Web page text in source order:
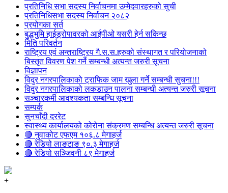
प्रतिनिधि सभा सदस्य निर्वाचनमा उम्मेदवारहरुको सुची
प्रतिनिधिसभा सदस्य निर्वाचन २०८२
प्रयोगका सर्त
बुद्धभुमि हाईड्रोपावरको आईपीओ यसरी हेर्न सकिन्छ
मिति परिवर्तन
राष्ट्रिय एवं अन्तराष्ट्रिय गै.स.स.हरुको संस्थागत र परियोजनाको
बिस्तृत विवरण पेश गर्ने सम्बन्धी अत्यन्त जरुरी सूचना
विज्ञापन
विदुर नगरपालिकाको ट्राफिक जाम खुला गर्ने सम्बन्धी सुचना!!!
विदुर नगरपालिकाको लकडाउन पालना सम्बन्धी अत्यन्त जरुरी सूचना
सञ्चारकर्मी आवश्यकता सम्बन्धि सूचना
सम्पर्क
सुनचाँदी दररेट
स्वास्थ्य कार्यालयको कोरोना संक्रमण सम्बन्धि अत्यन्त जरुरी सूचना
🔴 नुवाकोट एफएम १०६.८ मेगाहर्ज
🔴 रेडियो लाङटाङ ९०.३ मेगाहर्ज
🔴 रेडियो सञ्जिवनी ८९ मेगाहर्ज
+